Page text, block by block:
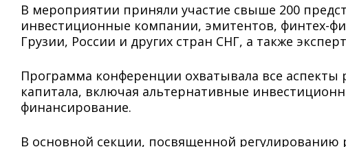
В мероприятии приняли участие свыше 200
инвестиционные компании, эмитентов, финтех-
Грузии, России и других стран СНГ, а также
Программа конференции охватывала все аспекты
капитала, включая альтернативные
финансирование.
В основной секции, посвященной регулированию